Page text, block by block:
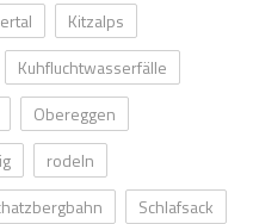
Kitzalps
Kuhfluchtwasserfälle
Obereggen
rodeln
Schlafsack